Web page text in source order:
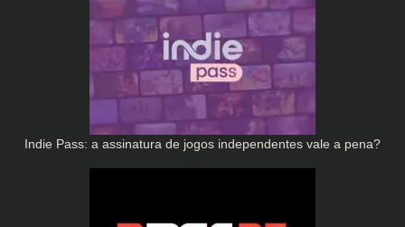
Indie Pass: a assinatura de jogos independentes vale a pena?